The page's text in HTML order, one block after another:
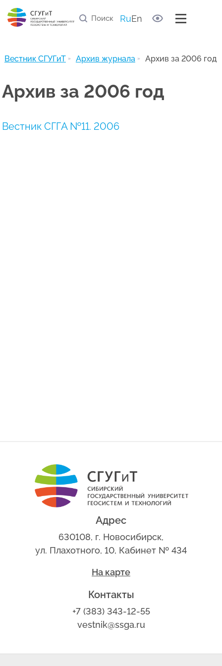
RuEn
Правила рецензирования статей
Список научных рецензентов
Полезные ссылки
Вестник СГУГиТ Архив журнала Архив за 2006 год
Архив за 2006 год
Вестник СГГА №11. 2006
Адрес
630108, г. Новосибирск,
ул. Плахотного, 10, Кабинет № 434
На карте
Контакты
+7 (383) 343-12-55
vestnik@ssga.ru